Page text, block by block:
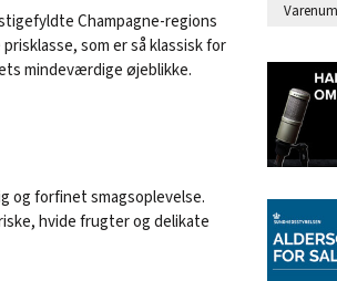
Champagne-regions
som er så klassisk for
mindeværdige øjeblikke.
og forfinet smagsoplevelse.
hvide frugter og delikate